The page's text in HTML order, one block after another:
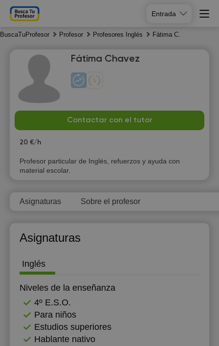
Entrada
BuscaTuProfesor Profesor Profesores Inglés Fátima C.
Fátima Chavez
Contactar con el tutor
20 €/h
Profesor particular de Inglés, refuerzos y ayuda con
material escolar.
Asignaturas Sobre el profesor
Asignaturas
Inglés
Niveles de la enseñanza
4º E.S.O.
Para niños
Estudios superiores
Hablante nativo
9
Mo
10
Tu
11
12